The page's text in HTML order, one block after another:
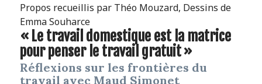
Propos recueillis par Théo Mouzard, Dessins de
Emma Souharce
« Le travail domestique est la matrice
pour penser le travail gratuit »
Réflexions sur les frontières du
travail avec Maud Simonet